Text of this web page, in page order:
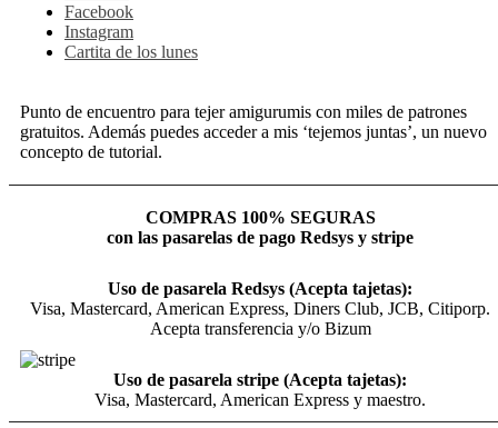
Facebook
Instagram
Cartita de los lunes
Punto de encuentro para tejer amigurumis con miles de patrones
gratuitos. Además puedes acceder a mis ‘tejemos juntas’, un nuevo
concepto de tutorial.
COMPRAS 100% SEGURAS
con las pasarelas de pago Redsys y stripe
Uso de pasarela Redsys (Acepta tajetas):
Visa, Mastercard, American Express, Diners Club, JCB, Citiporp.
Acepta transferencia y/o Bizum
Uso de pasarela stripe (Acepta tajetas):
Visa, Mastercard, American Express y maestro.